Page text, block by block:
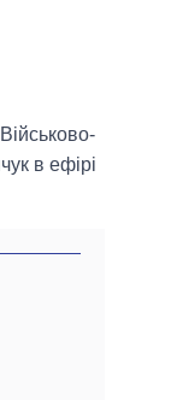
в ефірі